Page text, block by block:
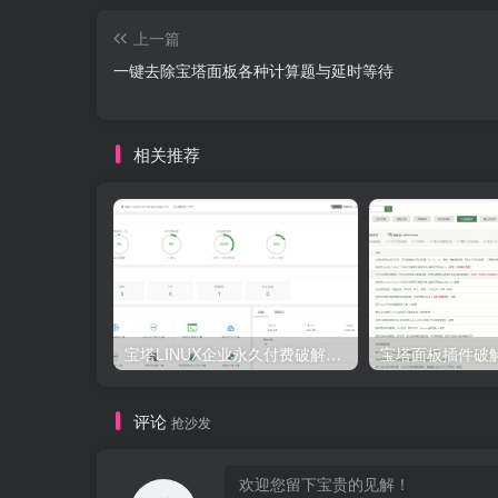
上一篇
一键去除宝塔面板各种计算题与延时等待
相关推荐
宝塔LINUX企业永久付费破解版(宝塔企业版破解版)所有专业版企业版插件免费使用！
评论 抢沙发